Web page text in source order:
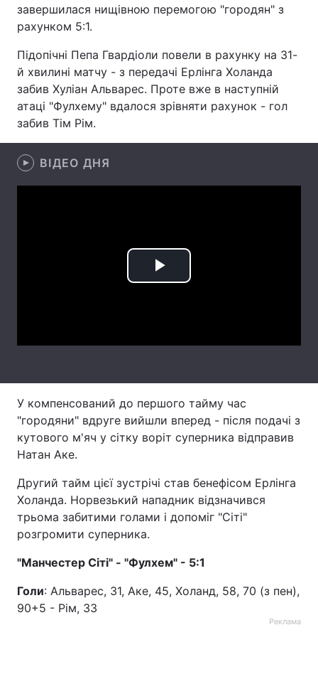
Спорт Наука
Техно і зв'язок
Інциденти
Здоров'я Туризм
Цікавинки Погода
Екологія
Статті
Думки
Тема оформлення
завершилася нищівною перемогою "городян" з
рахунком 5:1.
Підопічні Пепа Гвардіоли повели в рахунку на 31-
й хвилині матчу - з передачі Ерлінга Холанда
забив Хуліан Альварес. Проте вже в наступній
атаці "Фулхему" вдалося зрівняти рахунок - гол
забив Тім Рім.
ВІДЕО ДНЯ
Play
У компенсований до першого тайму час
"городяни" вдруге вийшли вперед - після подачі з
кутового м'яч у сітку воріт суперника відправив
Натан Аке.
Другий тайм цієї зустрічі став бенефісом Ерлінга
Холанда. Норвезький нападник відзначився
трьома забитими голами і допоміг "Сіті"
розгромити суперника.
"Манчестер Сіті" - "Фулхем" - 5:1
Голи: Альварес, 31, Аке, 45, Холанд, 58, 70 (з пен),
90+5 - Рім, 33
Реклама